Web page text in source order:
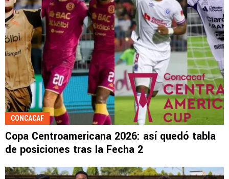
CONCACAF
Copa Centroamericana 2026: así quedó tabla
de posiciones tras la Fecha 2